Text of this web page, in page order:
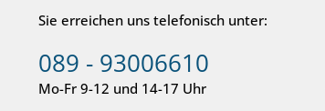
Sie erreichen uns telefonisch unter:
089 - 93006610
Mo-Fr 9-12 und 14-17 Uhr